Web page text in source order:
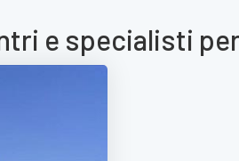
e specialisti